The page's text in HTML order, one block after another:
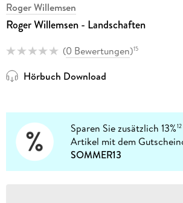
Roger Willemsen
Roger Willemsen - Landschaften
(0 Bewertungen)15
Hörbuch Download
Sparen Sie zusätzlich 13%12
Artikel mit dem
SOMMER13